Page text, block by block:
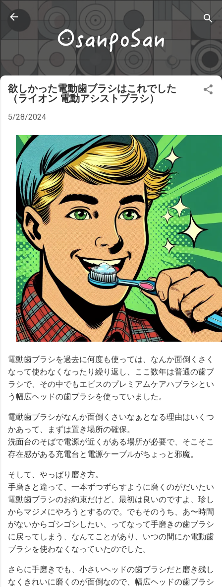
スキップしてメイン コンテンツに移動
欲しかった電動歯ブラシはこれでした
（ライオン 電動アシストブラシ）
5/28/2024
電動歯ブラシを過去に何度も使っては、なんか面倒くさく
なって使わなくなったり繰り返し、ここ数年は普通の歯ブ
ラシで、その中でもエビスのプレミアムケアハブラシとい
う幅広ヘッドの歯ブラシを使っていました。
電動歯ブラシがなんか面倒くさいなぁとなる理由はいくつ
かあって、まずは置き場所の確保。
洗面台のそばで電源が近くがある場所が必要で、そこそこ
存在感がある充電台と電源ケーブルがちょっと邪魔。
そして、やっぱり磨き方。
手磨きと違って、一本ずつずらすように磨くのがだいたい
電動歯ブラシのお約束だけど、最初は良いのですよ、珍し
からマジメにやろうとするので。でもそのうち、あ〜時間
がないからゴシゴシしたい、ってなって手磨きの歯ブラシ
に戻ってしまう、なんてことがあり、いつの間にか電動歯
ブラシを使わなくなっていたのでした。
さらに手磨きでも、小さいヘッドの歯ブラシだと磨き残し
なくきれいに磨くのが面倒なので、幅広ヘッドの歯ブラシ